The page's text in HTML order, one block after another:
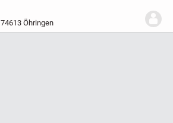
kleine Familien oder Senioren.
Herzstück der...
74613 Öhringen